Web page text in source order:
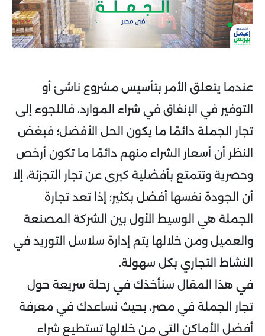
عندما يتعلق الأمر بتأسيس مشروع ناشئ أو
التوفير في الإنفاق في شراء الموارد، فاللجوء إلى
تجار الجملة دائمًا ما يكون الحل الأفضل؛ فبغض
النظر أن أسعار الشراء منهم دائمًا ما تكون أرخص
وحصرية وتتمتع بأفضلية كبرى عن تجار التجزئة، إلا
أن الجودة نفسها أفضل بكثير؛ إذا تعد تجارة
الجملة هي الوسيط الأول بين الشركة المصنعة
والعميل ومن خلالها يتم إدارة سلاسل التوريد في
النشاط التجاري بكل سهولة.
في هذا المقال سنأخذك في رحلة سريعة حول
تجار الجملة في مصر، بحيث نساعدك في معرفة
أفضل الأماكن التي من خلالها تستطيع شراء